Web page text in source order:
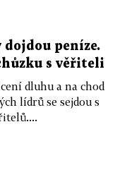
dojdou peníze.
s věřiteli
dluhu a na chod
lídrů se sejdou s